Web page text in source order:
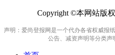
Copyright ©本网站版
声明：爱尚登报网是一个代办各省权威报
公告、减资声明等分类声